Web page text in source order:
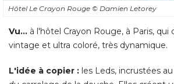
Hôtel Le Crayon Rouge © Damien Letorey
Vu... à l'hôtel Crayon Rouge, à Paris,
vintage et ultra coloré, très dynamique.
L'idée à copier : les Leds, incrustées